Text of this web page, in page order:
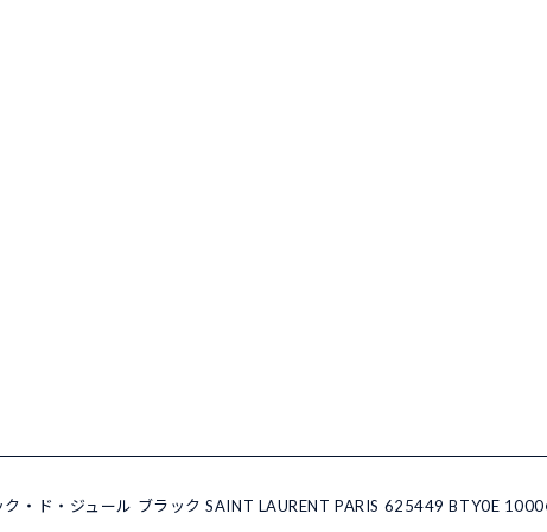
・ド・ジュール ブラック SAINT LAURENT PARIS 625449 BTY0E 1000